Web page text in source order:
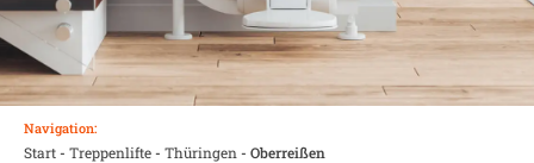
Navigation:
Start- Treppenlifte- Thüringen - Oberreißen